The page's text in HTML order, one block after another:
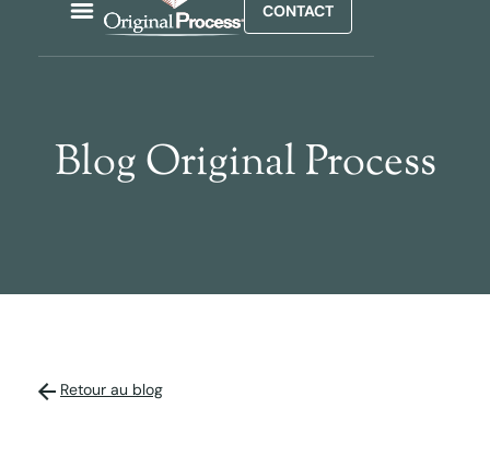
CONTACT
Blog Original Process
Retour au blog